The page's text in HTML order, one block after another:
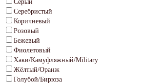
Серый
Серебристый
Коричневый
Розовый
Бежевый
Фиолетовый
Хаки/Камуфляжный/Military
Жёлтый/Оранж
Голубой/Бирюза